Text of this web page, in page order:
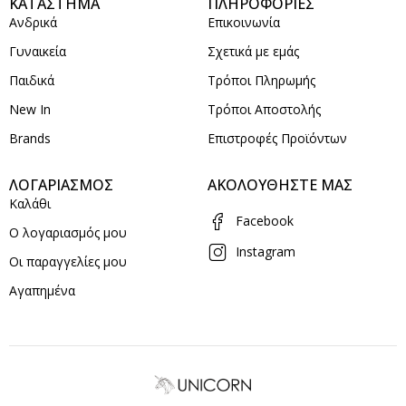
Ανδρικά
Γυναικεία
Παιδικά
New In
Brands
Επικοινωνία
Σχετικά με εμάς
Τρόποι Πληρωμής
Τρόποι Αποστολής
Επιστροφές Προϊόντων
ΛΟΓΑΡΙΑΣΜΟΣ
Καλάθι
Ο λογαριασμός μου
Οι παραγγελίες μου
Αγαπημένα
ΑΚΟΛΟΥΘΗΣΤΕ ΜΑΣ
Facebook
Instagram